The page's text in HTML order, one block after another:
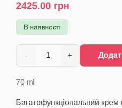
2425.00 грн
В наявності
- 1 +
70 ml
Багатофункціональний крем